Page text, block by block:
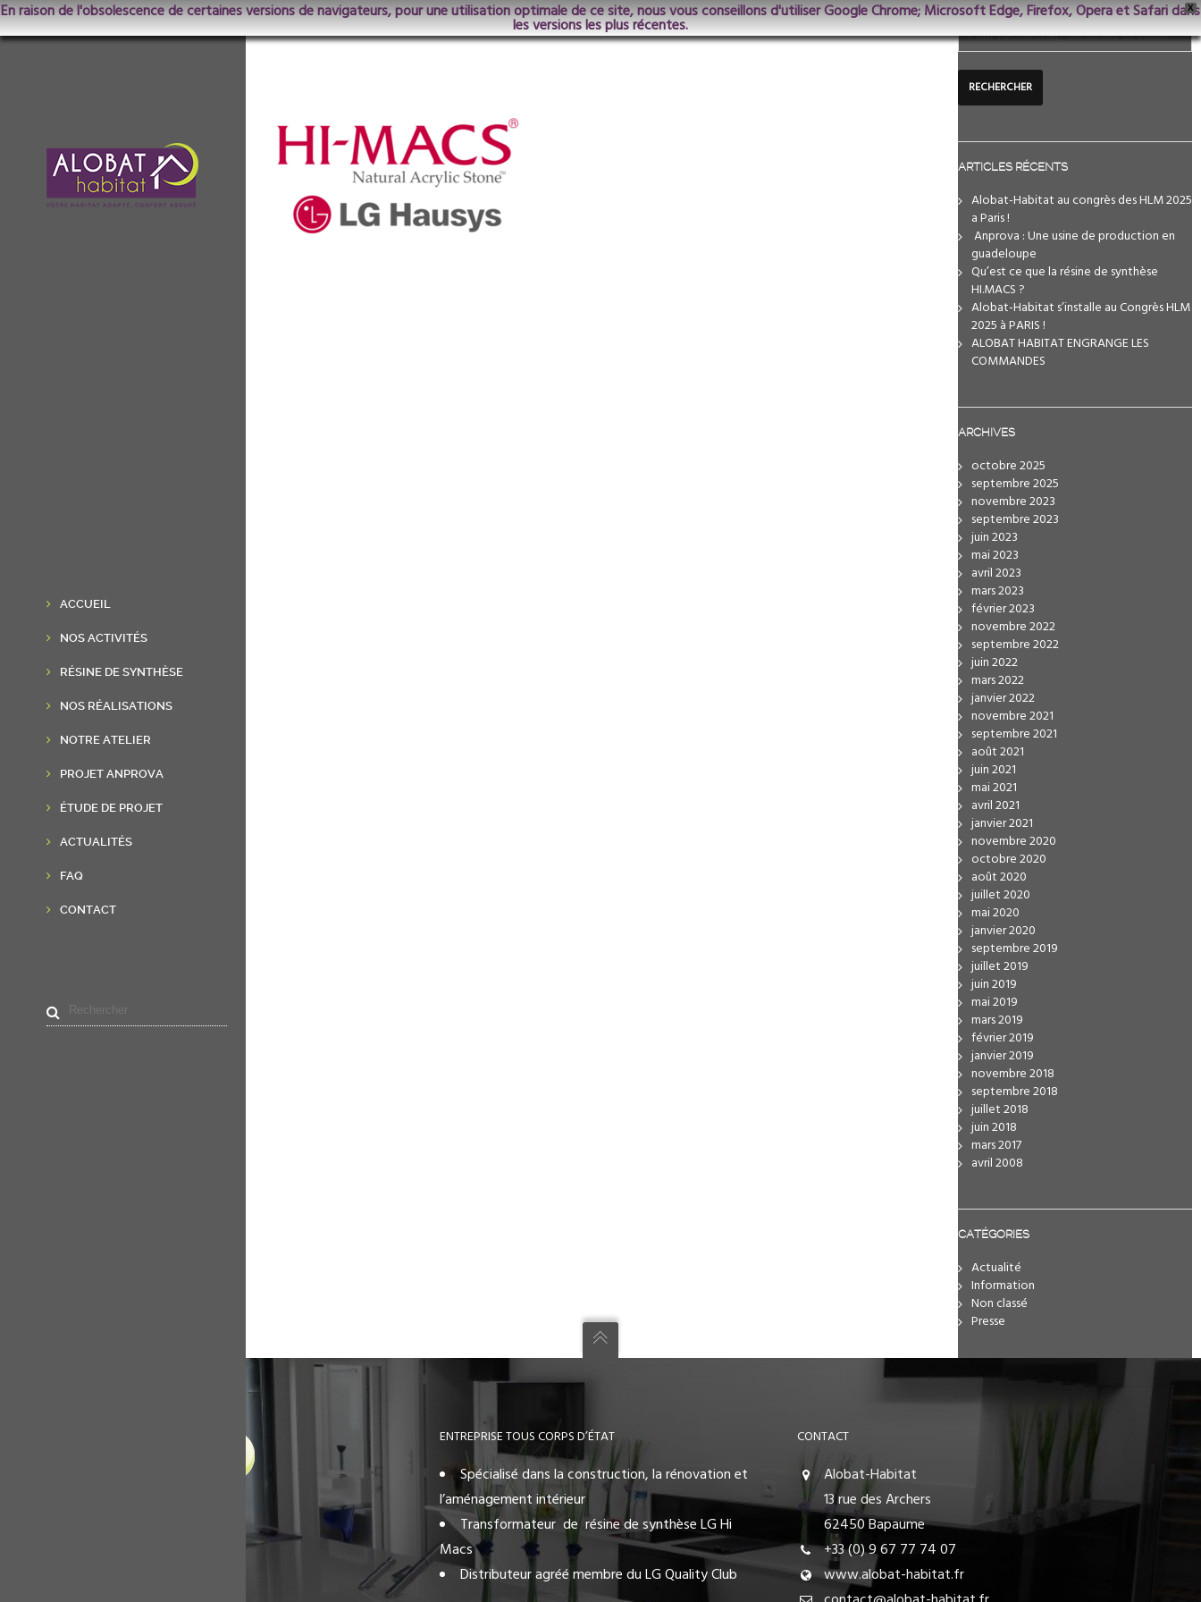
X
En raison de l'obsolescence de certaines versions de navigateurs, pour une utilisation optimale de ce site, nous vous conseillons d'utiliser Google Chrome; Microsoft Edge, Firefox, Opera et Safari dans
les versions les plus récentes.
ACCUEIL
NOS ACTIVITÉS
RÉSINE DE SYNTHÈSE
NOS RÉALISATIONS
NOTRE ATELIER
PROJET ANPROVA
ÉTUDE DE PROJET
ACTUALITÉS
FAQ
CONTACT
Logo HI-macs
ARTICLES RÉCENTS
Alobat-Habitat au congrès des HLM 2025
a Paris !
️ Anprova : Une usine de production en
guadeloupe
Qu’est ce que la résine de synthèse
HI.MACS ?
Alobat-Habitat s’installe au Congrès HLM
2025 à PARIS !
ALOBAT HABITAT ENGRANGE LES
COMMANDES
ARCHIVES
octobre 2025
septembre 2025
novembre 2023
septembre 2023
juin 2023
mai 2023
avril 2023
mars 2023
février 2023
novembre 2022
septembre 2022
juin 2022
mars 2022
janvier 2022
novembre 2021
septembre 2021
août 2021
juin 2021
mai 2021
avril 2021
janvier 2021
novembre 2020
octobre 2020
août 2020
juillet 2020
mai 2020
janvier 2020
septembre 2019
juillet 2019
juin 2019
mai 2019
mars 2019
février 2019
janvier 2019
novembre 2018
septembre 2018
juillet 2018
juin 2018
mars 2017
avril 2008
CATÉGORIES
Actualité
Information
Non classé
Presse
ENTREPRISE TOUS CORPS D’ÉTAT
Spécialisé dans la construction, la rénovation et
l’aménagement intérieur
Transformateur de résine de synthèse LG Hi
Macs
Distributeur agréé membre du LG Quality Club
CONTACT
Alobat-Habitat
13 rue des Archers
62450 Bapaume
+33 (0) 9 67 77 74 07
www.alobat-habitat.fr